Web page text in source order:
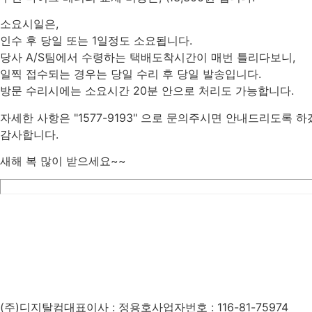
소요시일은,
인수 후 당일 또는 1일정도 소요됩니다.
당사 A/S팀에서 수령하는 택배도착시간이 매번 틀리다보니,
일찍 접수되는 경우는 당일 수리 후 당일 발송입니다.
방문 수리시에는 소요시간 20분 안으로 처리도 가능합니다.
자세한 사항은 "1577-9193" 으로 문의주시면 안내드리도록 하
감사합니다.
새해 복 많이 받으세요~~
(주)디지탈컴대표이사 : 정용호사업자번호 : 116-81-75974